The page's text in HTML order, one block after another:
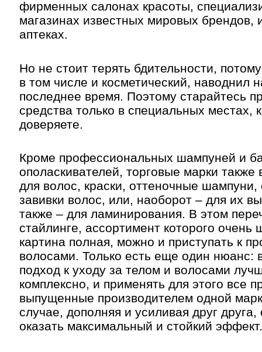
фирменных салонах красоты,
магазинах известных мировых брендов,
аптеках.
Но не стоит терять бдительности,
в том числе и косметический, наводнил
последнее время. Поэтому старайтесь
средства только в специальных местах,
доверяете.
Кроме профессиональных шампуней и
ополаскивателей, торговые марки также
для волос, краски, оттеночные шампуни,
завивки волос, или, наоборот – для их
также – для ламинирования. В этом
стайлинге, ассортимент которого очень
картина полная, можно и приступать к
волосами. Только есть еще один нюанс:
подход к уходу за телом и волосами
комплексно, и применять для этого все
выпущенные производителем одной
случае, дополняя и усиливая друг друга,
оказать максимальный и стойкий эффект.